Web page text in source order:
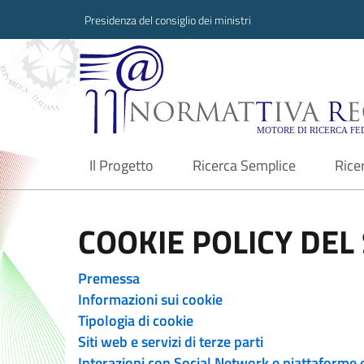
Presidenza del consiglio dei ministri
Normattiva
Il Progetto
current Ricerca Semplice
COOKIE POLICY
Premessa
Informazioni sui cookie
Tipologia di cookie
Siti web e servizi di terze parti